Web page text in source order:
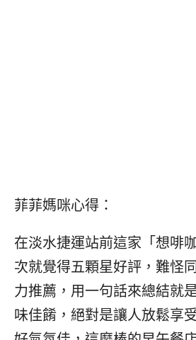
菲菲媽咪心得：
在淡水捷運站前這家「想啡
次就覺得五顆星好評，難怪
力推薦，用一句話來總結就
味佳餚，絕對是讓人放鬆享